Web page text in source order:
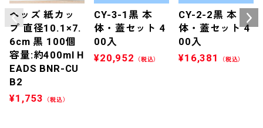
ヘッズ 紙カッ
プ 直径10.1×7.
6cm 黒 100個
容量:約400ml H
EADS BNR-CU
B2
¥1,753 （税込）
CY-3-1黒 本
体・蓋セット 4
00入
¥20,952 （税込）
CY-2-2黒 本
体・蓋セット 4
00入
¥16,381 （税込）